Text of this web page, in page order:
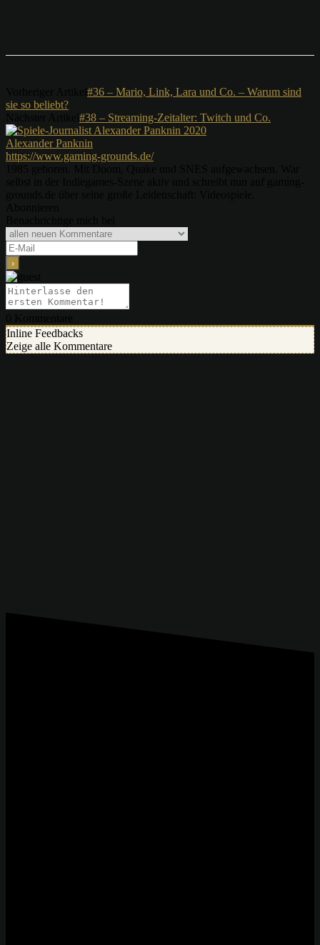
#36 – Mario, Link, Lara und Co. – Warum sind
sie so beliebt?
#38 – Streaming-Zeitalter: Twitch und Co.
Alexander Panknin
https://www.gaming-grounds.de/
Inline Feedbacks
Zeige alle Kommentare